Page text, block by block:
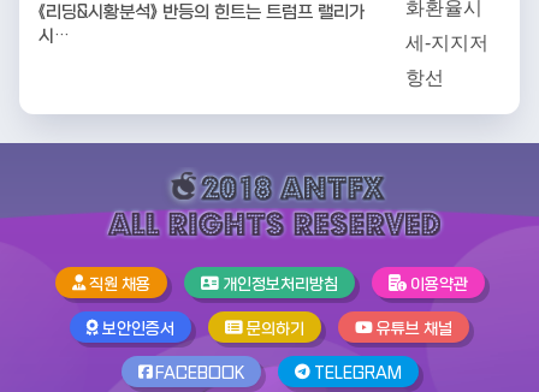
《리딩&시황분석》 반등의 힌트는 트럼프 랠리가
시…
직원 채용 개인정보처리방침 이용약관
보안인증서 문의하기 유튜브 채널
FACEBOOK TELEGRAM